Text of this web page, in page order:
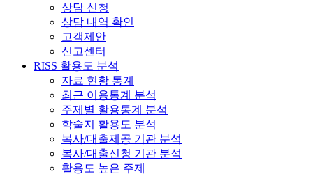
상담 신청
상담 내역 확인
고객제안
신고센터
RISS 활용도 분석
자료 현황 통계
최근 이용통계 분석
주제별 활용통계 분석
학술지 활용도 분석
복사/대출제공 기관 분석
복사/대출신청 기관 분석
활용도 높은 주제